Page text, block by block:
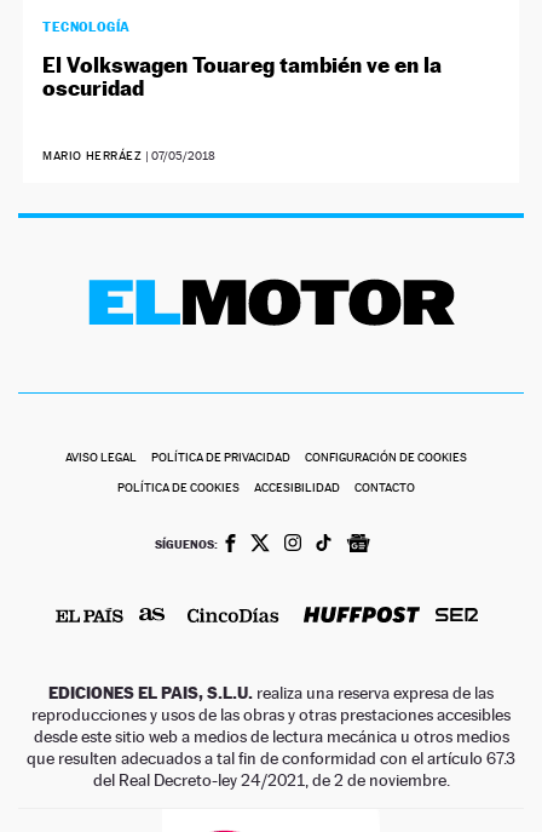
TECNOLOGÍA
El Volkswagen Touareg también ve en la
oscuridad
MARIO HERRÁEZ | 07/05/2018
AVISO LEGAL POLÍTICA DE PRIVACIDAD CONFIGURACIÓN DE COOKIES
POLÍTICA DE COOKIES ACCESIBILIDAD CONTACTO
SÍGUENOS:
EDICIONES EL PAIS, S.L.U. realiza una reserva expresa de las
reproducciones y usos de las obras y otras prestaciones accesibles
desde este sitio web a medios de lectura mecánica u otros medios
que resulten adecuados a tal fin de conformidad con el artículo 67.3
del Real Decreto-ley 24/2021, de 2 de noviembre.